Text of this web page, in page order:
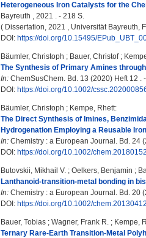
Heterogeneous Iron Catalysts for the
Bayreuth , 2021 . - 218 S.
( Dissertation, 2021 , Universität Bayreuth,
DOI: https://doi.org/10.15495/
Bäumler, Christoph ; Bauer, Christof;
The Synthesis of Primary Amines
In: ChemSusChem. Bd. 13 (2020) Heft 12 .
DOI: https://doi.org/10.1002/
Bäumler, Christoph ; Kempe, Rhett:
The Direct Synthesis of Imines,
Hydrogenation Employing a Reusable
In: Chemistry : a European Journal. Bd. 24
DOI: https://doi.org/10.1002/
Butovskii, Mikhail V. ; Oelkers, Benjamin ;
Lanthanoid-transition-metal bonding in
In: Chemistry : a European Journal. Bd. 20
DOI: https://doi.org/10.1002/
Bauer, Tobias ; Wagner, Frank R. ; Kempe,
Ternary Rare-Earth Transition-Metal